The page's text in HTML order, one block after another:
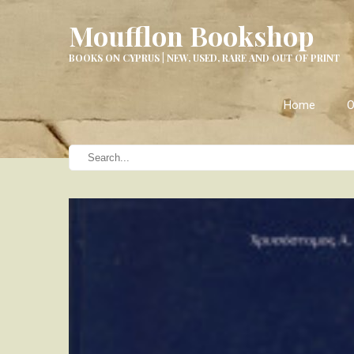
Moufflon Bookshop
BOOKS ON CYPRUS | NEW, USED, RARE AND OUT OF PRINT
Home